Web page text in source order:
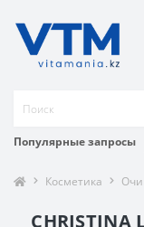
Популярные запросы
Косметика